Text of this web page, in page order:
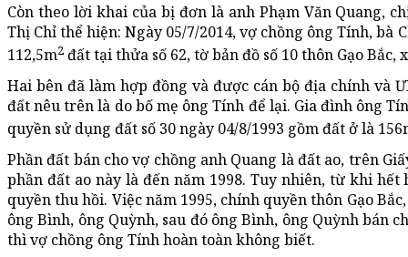
Còn theo lời khai của bị đơn là anh Phạm Văn Quang,
Thị Chỉ thể hiện: Ngày 05/7/2014, vợ chồng ông Tính, bà
112,5m2 đất tại thửa số 62, tờ bản đồ số 10 thôn Gạo
Hai bên đã làm hợp đồng và được cán bộ địa chính và
đất nêu trên là do bố mẹ ông Tính để lại. Gia đình ông
quyền sử dụng đất số 30 ngày 04/8/1993 gồm đất ở là
Phần đất bán cho vợ chồng anh Quang là đất ao, trên
phần đất ao này là đến năm 1998. Tuy nhiên, từ khi
quyền thu hồi. Việc năm 1995, chính quyền thôn Gạo
ông Bình, ông Quỳnh, sau đó ông Bình, ông Quỳnh bán
thì vợ chồng ông Tính hoàn toàn không biết.